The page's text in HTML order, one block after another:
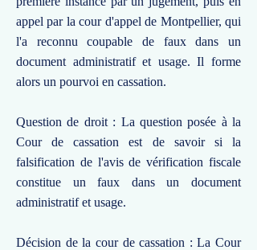
appel par la cour d'appel de Montpellier, qui
l'a reconnu coupable de faux dans un
document administratif et usage. Il forme
alors un pourvoi en cassation.
Question de droit : La question posée à la
Cour de cassation est de savoir si la
falsification de l'avis de vérification fiscale
constitue un faux dans un document
administratif et usage.
Décision de la cour de cassation : La Cour